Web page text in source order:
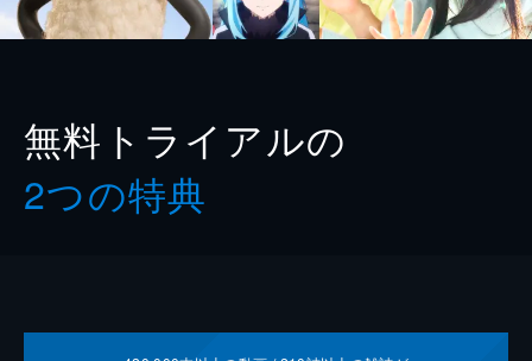
無料トライアルの
2つの特典